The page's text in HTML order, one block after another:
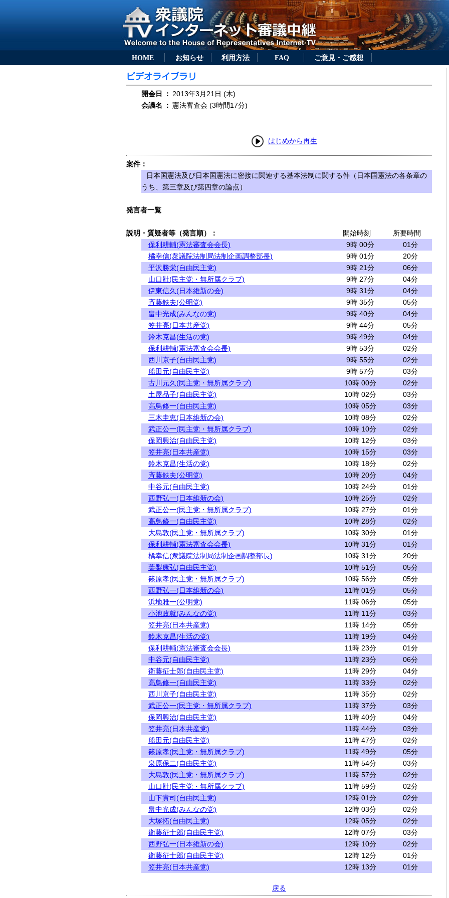
HOME お知らせ 利用方法 FAQ ご意見・ご感想
開会日 ： 2013年3月21日 (木)
会議名
： 憲法審査会 (3時間17分)
はじめから再生
案件：
日本国憲法及び日本国憲法に密接に関連する基本法制に関する件（日本国憲法の各条章の
うち、第三章及び第四章の論点）
発言者一覧
説明・質疑者等（発言順）： 開始時刻
所要時間
保利耕輔(憲法審査会会長)
9時 00分
01分
橘幸信(衆議院法制局法制企画調整部長)
9時 01分
20分
平沢勝栄(自由民主党)
9時 21分
06分
山口壯(民主党・無所属クラブ)
9時 27分
04分
伊東信久(日本維新の会)
9時 31分
04分
斉藤鉄夫(公明党)
9時 35分
05分
畠中光成(みんなの党)
9時 40分
04分
笠井亮(日本共産党)
9時 44分
05分
鈴木克昌(生活の党)
9時 49分
04分
保利耕輔(憲法審査会会長)
9時 53分
02分
西川京子(自由民主党)
9時 55分
02分
船田元(自由民主党)
9時 57分
03分
古川元久(民主党・無所属クラブ)
10時 00分
02分
土屋品子(自由民主党)
10時 02分
03分
高鳥修一(自由民主党)
10時 05分
03分
三木圭恵(日本維新の会)
10時 08分
02分
武正公一(民主党・無所属クラブ)
10時 10分
02分
保岡興治(自由民主党)
10時 12分
03分
笠井亮(日本共産党)
10時 15分
03分
鈴木克昌(生活の党)
10時 18分
02分
斉藤鉄夫(公明党)
10時 20分
04分
中谷元(自由民主党)
10時 24分
01分
西野弘一(日本維新の会)
10時 25分
02分
武正公一(民主党・無所属クラブ)
10時 27分
01分
高鳥修一(自由民主党)
10時 28分
02分
大島敦(民主党・無所属クラブ)
10時 30分
01分
保利耕輔(憲法審査会会長)
10時 31分
01分
橘幸信(衆議院法制局法制企画調整部長)
10時 31分
20分
葉梨康弘(自由民主党)
10時 51分
05分
篠原孝(民主党・無所属クラブ)
10時 56分
05分
西野弘一(日本維新の会)
11時 01分
05分
浜地雅一(公明党)
11時 06分
05分
小池政就(みんなの党)
11時 11分
03分
笠井亮(日本共産党)
11時 14分
05分
鈴木克昌(生活の党)
11時 19分
04分
保利耕輔(憲法審査会会長)
11時 23分
01分
中谷元(自由民主党)
11時 23分
06分
衛藤征士郎(自由民主党)
11時 29分
04分
高鳥修一(自由民主党)
11時 33分
02分
西川京子(自由民主党)
11時 35分
02分
武正公一(民主党・無所属クラブ)
11時 37分
03分
保岡興治(自由民主党)
11時 40分
04分
笠井亮(日本共産党)
11時 44分
03分
船田元(自由民主党)
11時 47分
02分
篠原孝(民主党・無所属クラブ)
11時 49分
05分
泉原保二(自由民主党)
11時 54分
03分
大島敦(民主党・無所属クラブ)
11時 57分
02分
山口壯(民主党・無所属クラブ)
11時 59分
02分
山下貴司(自由民主党)
12時 01分
02分
畠中光成(みんなの党)
12時 03分
02分
大塚拓(自由民主党)
12時 05分
02分
衛藤征士郎(自由民主党)
12時 07分
03分
西野弘一(日本維新の会)
12時 10分
02分
衛藤征士郎(自由民主党)
12時 12分
01分
笠井亮(日本共産党)
12時 13分 01分
戻る